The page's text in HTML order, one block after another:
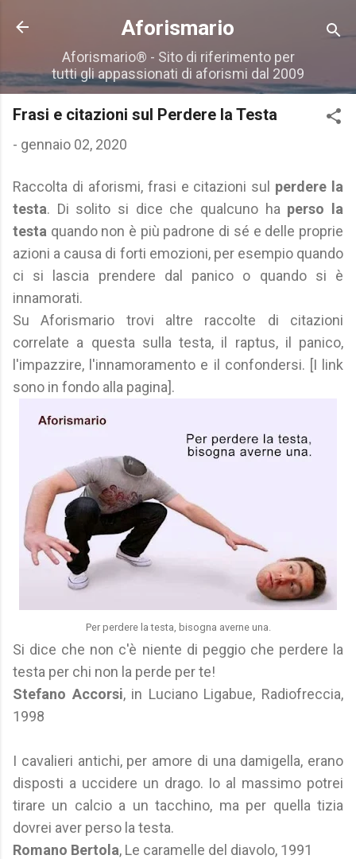
Passa ai contenuti principali
Aforismario
Aforismario® - Sito di riferimento per
tutti gli appassionati di aforismi dal 2009
Frasi e citazioni sul Perdere la Testa
- gennaio 02, 2020
Raccolta di aforismi, frasi e citazioni sul perdere la
testa. Di solito si dice che qualcuno ha perso la
testa quando non è più padrone di sé e delle proprie
azioni a causa di forti emozioni, per esempio quando
ci si lascia prendere dal panico o quando si è
innamorati.
Su Aforismario trovi altre raccolte di citazioni
correlate a questa sulla testa, il raptus, il panico,
l'impazzire, l'innamoramento e il confondersi. [I link
sono in fondo alla pagina].
Per perdere la testa, bisogna averne una.
Si dice che non c'è niente di peggio che perdere la
testa per chi non la perde per te!
Stefano Accorsi, in Luciano Ligabue, Radiofreccia,
1998
I cavalieri antichi, per amore di una damigella, erano
disposti a uccidere un drago. Io al massimo potrei
tirare un calcio a un tacchino, ma per quella tizia
dovrei aver perso la testa.
Romano Bertola, Le caramelle del diavolo, 1991